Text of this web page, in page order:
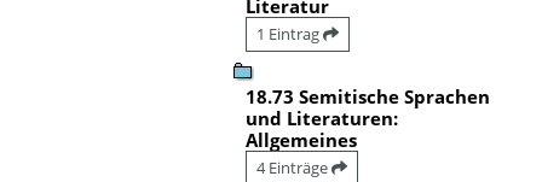
Literatur
1 Eintrag
18.73 Semitische Sprachen
und Literaturen:
Allgemeines
4 Einträge